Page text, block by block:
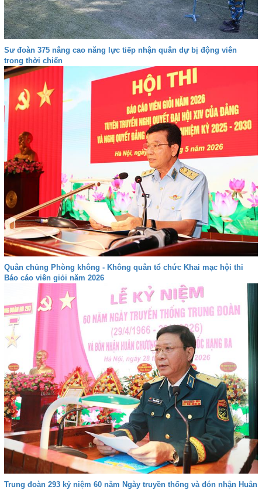
Sư đoàn 375 nâng cao năng lực tiếp nhận quân dự bị động viên
trong thời chiến
Quân chủng Phòng không - Không quân tổ chức Khai mạc hội thi
Báo cáo viên giỏi năm 2026
Trung đoàn 293 kỷ niệm 60 năm Ngày truyền thống và đón nhận Huân